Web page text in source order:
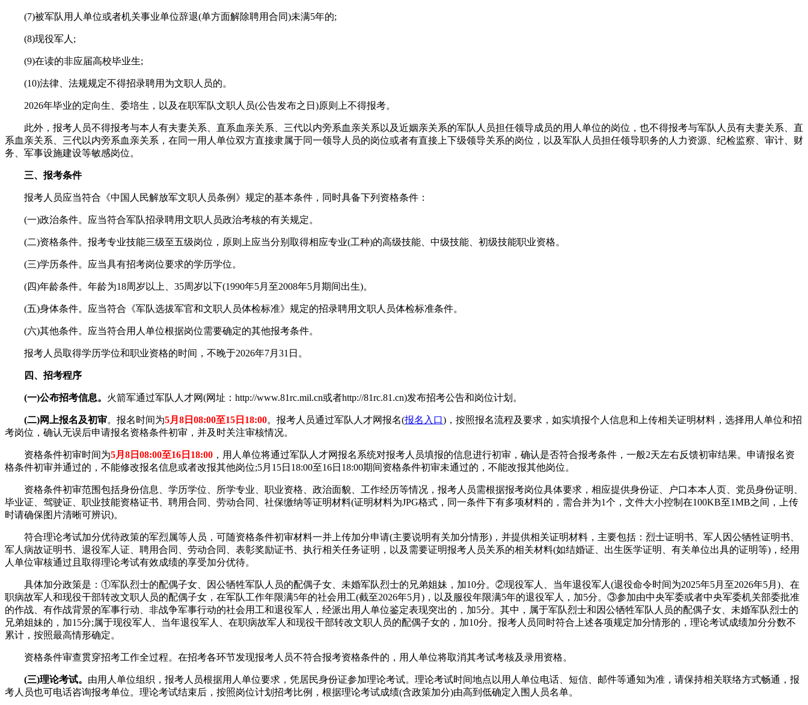
(7)被军队用人单位或者机关事业单位辞退(单方面解除聘用合同)未满5年的;
(8)现役军人;
(9)在读的非应届高校毕业生;
(10)法律、法规规定不得招录聘用为文职人员的。
2026年毕业的定向生、委培生，以及在职军队文职人员(公告发布之日)原则上不得报考。
此外，报考人员不得报考与本人有夫妻关系、直系血亲关系、三代以内旁系血亲关系以及近姻亲关系的军队人员担任领导成员的用人单位的岗位，也不得报考与军队人员有夫妻关系、直
系血亲关系、三代以内旁系血亲关系，在同一用人单位双方直接隶属于同一领导人员的岗位或者有直接上下级领导关系的岗位，以及军队人员担任领导职务的人力资源、纪检监察、审计、财
务、军事设施建设等敏感岗位。
三、报考条件
报考人员应当符合《中国人民解放军文职人员条例》规定的基本条件，同时具备下列资格条件：
(一)政治条件。应当符合军队招录聘用文职人员政治考核的有关规定。
(二)资格条件。报考专业技能三级至五级岗位，原则上应当分别取得相应专业(工种)的高级技能、中级技能、初级技能职业资格。
(三)学历条件。应当具有招考岗位要求的学历学位。
(四)年龄条件。年龄为18周岁以上、35周岁以下(1990年5月至2008年5月期间出生)。
(五)身体条件。应当符合《军队选拔军官和文职人员体检标准》规定的招录聘用文职人员体检标准条件。
(六)其他条件。应当符合用人单位根据岗位需要确定的其他报考条件。
报考人员取得学历学位和职业资格的时间，不晚于2026年7月31日。
四、招考程序
(一)公布招考信息。 火箭军通过军队人才网(网址：http://www.81rc.mil.cn或者http://81rc.81.cn)发布招考公告和岗位计划。
(二)网上报名及初审。报名时间为5月8日08:00至15日18:00。报考人员通过军队人才网报名(报名入口)，按照报名流程及要求，如实填报个人信息和上传相关证明材料，选择用人单位和招
考岗位，确认无误后申请报名资格条件初审，并及时关注审核情况。
资格条件初审时间为5月8日08:00至16日18:00 ，用人单位将通过军队人才网报名系统对报考人员填报的信息进行初审，确认是否符合报考条件，一般2天左右反馈初审结果。申请报名资
格条件初审并通过的，不能修改报名信息或者改报其他岗位;5月15日18:00至16日18:00期间资格条件初审未通过的，不能改报其他岗位。
资格条件初审范围包括身份信息、学历学位、所学专业、职业资格、政治面貌、工作经历等情况，报考人员需根据报考岗位具体要求，相应提供身份证、户口本本人页、党员身份证明、
毕业证、驾驶证、职业技能资格证书、聘用合同、劳动合同、社保缴纳等证明材料(证明材料为JPG格式，同一条件下有多项材料的，需合并为1个，文件大小控制在100KB至1MB之间，上传
时请确保图片清晰可辨识)。
符合理论考试加分优待政策的军烈属等人员，可随资格条件初审材料一并上传加分申请(主要说明有关加分情形)，并提供相关证明材料，主要包括：烈士证明书、军人因公牺牲证明书、
军人病故证明书、退役军人证、聘用合同、劳动合同、表彰奖励证书、执行相关任务证明，以及需要证明报考人员关系的相关材料(如结婚证、出生医学证明、有关单位出具的证明等)，经用
人单位审核通过且取得理论考试有效成绩的享受加分优待。
具体加分政策是：①军队烈士的配偶子女、因公牺牲军队人员的配偶子女、未婚军队烈士的兄弟姐妹，加10分。②现役军人、当年退役军人(退役命令时间为2025年5月至2026年5月)、在
职病故军人和现役干部转改文职人员的配偶子女，在军队工作年限满5年的社会用工(截至2026年5月)，以及服役年限满5年的退役军人，加5分。③参加由中央军委或者中央军委机关部委批准
的作战、有作战背景的军事行动、非战争军事行动的社会用工和退役军人，经派出用人单位鉴定表现突出的，加5分。其中，属于军队烈士和因公牺牲军队人员的配偶子女、未婚军队烈士的
兄弟姐妹的，加15分;属于现役军人、当年退役军人、在职病故军人和现役干部转改文职人员的配偶子女的，加10分。报考人员同时符合上述各项规定加分情形的，理论考试成绩加分分数不
累计，按照最高情形确定。
资格条件审查贯穿招考工作全过程。在招考各环节发现报考人员不符合报考资格条件的，用人单位将取消其考试考核及录用资格。
(三)理论考试。 由用人单位组织，报考人员根据用人单位要求，凭居民身份证参加理论考试。理论考试时间地点以用人单位电话、短信、邮件等通知为准，请保持相关联络方式畅通，报
考人员也可电话咨询报考单位。理论考试结束后，按照岗位计划招考比例，根据理论考试成绩(含政策加分)由高到低确定入围人员名单。